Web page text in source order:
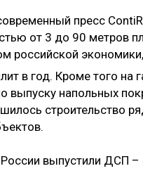
пресс
от 3 до 90 метров
российской
в год. Кроме того на
выпуску напольных
строительство
выпустили ДСП